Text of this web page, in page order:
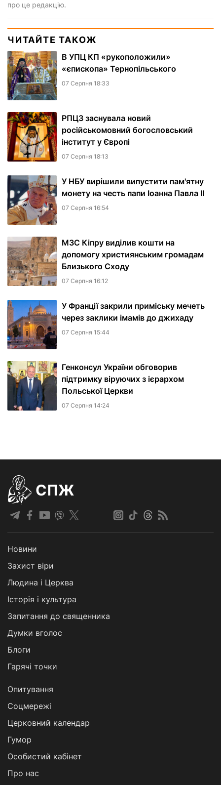
про це редакцію.
ЧИТАЙТЕ ТАКОЖ
В УПЦ КП «рукоположили»
«єпископа» Тернопільського
07 Серпня 18:33
РПЦЗ заснувала новий
російськомовний богословський
інститут у Європі
07 Серпня 18:13
У НБУ вирішили випустити пам'ятну
монету на честь папи Іоанна Павла II
07 Серпня 16:54
МЗС Кіпру виділив кошти на
допомогу християнським громадам
Близького Сходу
07 Серпня 16:12
У Франції закрили приміську мечеть
через заклики імамів до джихаду
07 Серпня 15:44
Генконсул України обговорив
підтримку віруючих з ієрархом
Польської Церкви
07 Серпня 14:24
СПЖ
Новини
Захист віри
Людина і Церква
Історія і культура
Запитання до священника
Думки вголос
Блоги
Гарячі точки
Опитування
Соцмережі
Церковний календар
Гумор
Особистий кабінет
Про нас